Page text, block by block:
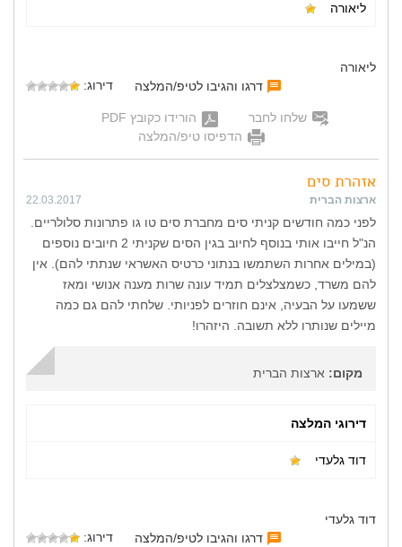
ליאורה
ליאורה
דרגו והגיבו לטיפ/המלצה
דירוג:
שלחו לחבר
הורידו כקובץ PDF
הדפיסו טיפ/המלצה
אזהרת סים
ארצות הברית 22.03.2017
לפני כמה חודשים קניתי סים מחברת סים טו גו פתרונות סלולריים.
הנ"ל חייבו אותי בנוסף לחיוב בגין הסים שקניתי 2 חיובים נוספים
(במילים אחרות השתמשו בנתוני כרטיס האשראי שנתתי להם). אין
להם משרד, כשמצלצלים תמיד עונה שרות מענה אנושי ומאז
ששמעו על הבעיה, אינם חוזרים לפניותי. שלחתי להם גם כמה
מיילים שנותרו ללא תשובה. היזהרו!
מקום: ארצות הברית
דירוגי המלצה
דוד גלעדי
דוד גלעדי
דרגו והגיבו לטיפ/המלצה
דירוג: